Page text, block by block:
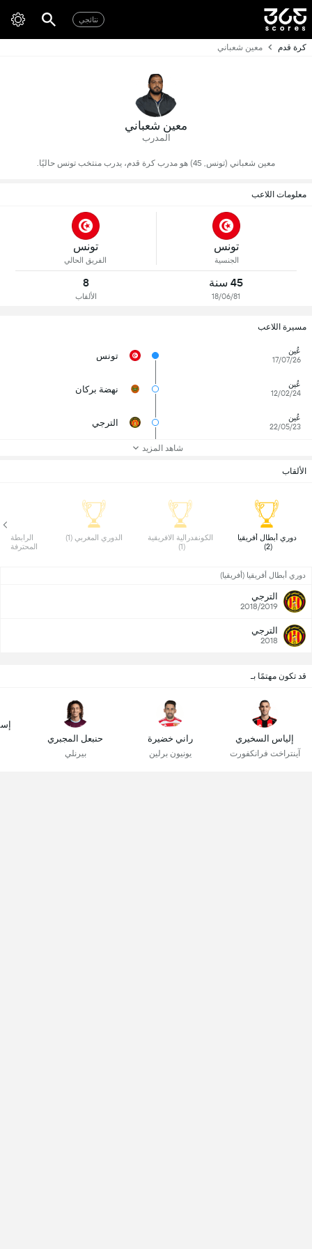
نتائجي
كرة قدم معين شعباني
معين شعباني
المدرب
معين شعباني (تونس, 45) هو مدرب كرة قدم، يدرب منتخب تونس حاليًا.
معلومات اللاعب
تونس
الجنسية
تونس
الفريق الحالي
45 سنة
18/06/81
8
الألقاب
مسيرة اللاعب
عُين
17/07/26
تونس
عُين
12/02/24
نهضة بركان
عُين
22/05/23
الترجي
شاهد المزيد
الألقاب
(2)
(1)
الدوري المغربي (1)
المحترفة
دوري أبطال أفريقيا (أفريقيا)
الترجي
2018/2019
الترجي
2018
قد تكون مهتمًا بـ
إلياس السخيري
آينتراخت فرانكفورت
راني خضيرة
يونيون برلين
حنبعل المجبري
بيرنلي